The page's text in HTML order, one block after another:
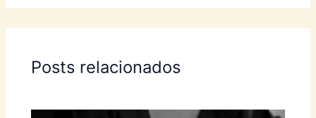
Posts relacionados